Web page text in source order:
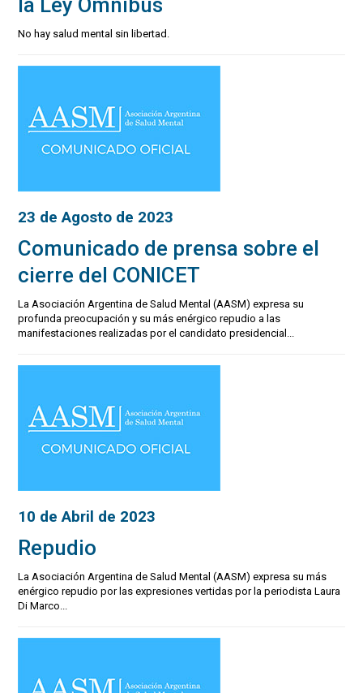
No hay salud mental sin libertad.
23 de Agosto de 2023
Comunicado de prensa sobre el
cierre del CONICET
La Asociación Argentina de Salud Mental (AASM) expresa su
profunda preocupación y su más enérgico repudio a las
manifestaciones realizadas por el candidato presidencial...
10 de Abril de 2023
Repudio
La Asociación Argentina de Salud Mental (AASM) expresa su más
enérgico repudio por las expresiones vertidas por la periodista Laura
Di Marco...